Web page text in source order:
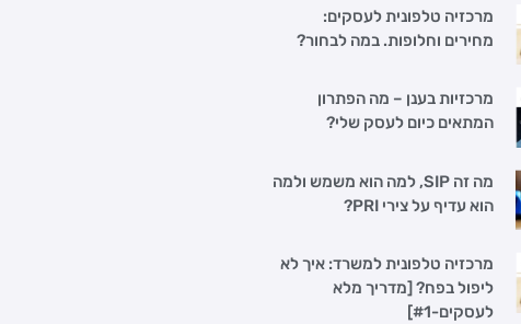
מרכזיה טלפונית לעסקים:
מחירים וחלופות. במה לבחור?
מרכזיות בענן – מה הפתרון
המתאים כיום לעסק שלי?
מה זה SIP, למה הוא משמש ולמה
הוא עדיף על צירי PRI?
מרכזיה טלפונית למשרד: איך לא
ליפול בפח? [מדריך מלא
לעסקים-#1]